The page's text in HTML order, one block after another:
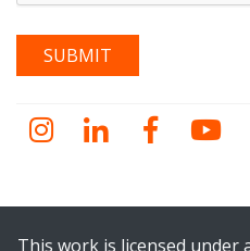
Instagram
LinkedInFacebook
This work is licensed under